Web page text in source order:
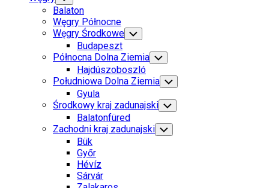
Page
Parent
Child
Menu
Balaton
Węgry Północne
Węgry Środkowe Toggle
Child
Menu
Budapeszt
Północna Dolna Ziemia Toggle
Child
Menu
Hajdúszoboszló
Południowa Dolna Ziemia Toggle
Child
Menu
Gyula
Current
Page
Parent
Środkowy kraj zadunajski Toggle
Child
Menu
Current
Page:
Balatonfüred
Zachodni kraj zadunajski Toggle
Child
Bük
Győr
Hévíz
Sárvár